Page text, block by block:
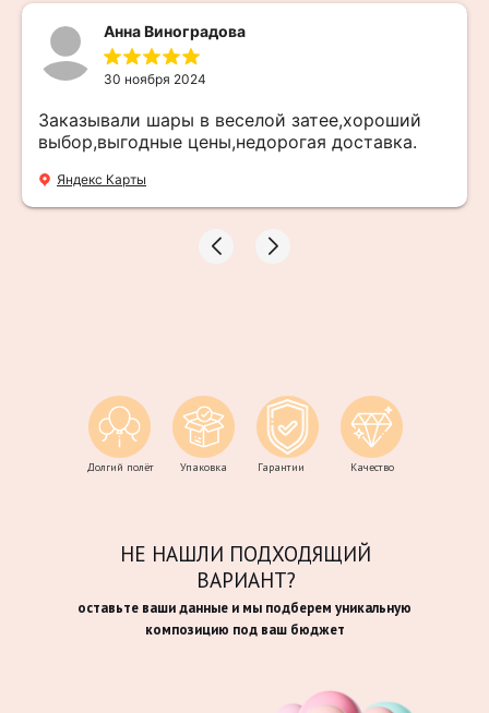
Анна Виноградова
30 ноября 2024
Заказывали шары в веселой затее,хороший
выбор,выгодные цены,недорогая доставка.
Яндекс Карты
Долгий полёт Упаковка Гарантии Качество
оставьте ваши данные и мы подберем уникальную
композицию под ваш бюджет
НЕ НАШЛИ ПОДХОДЯЩИЙ
ВАРИАНТ?